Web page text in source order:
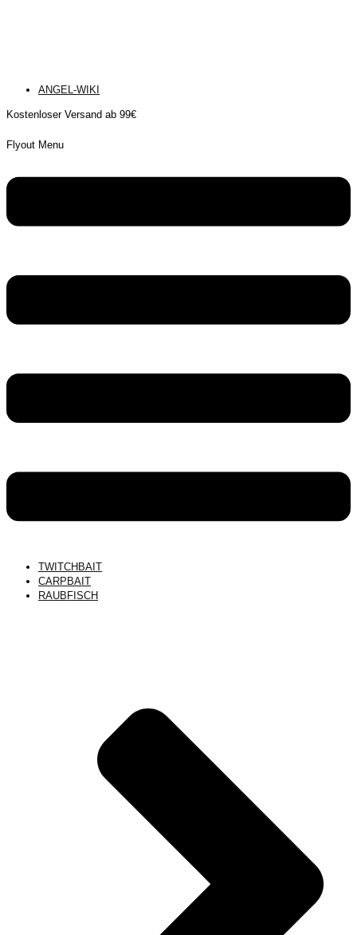
ANGEL-WIKI
Kostenloser Versand ab 99€
Flyout Menu
TWITCHBAIT
CARPBAIT
RAUBFISCH